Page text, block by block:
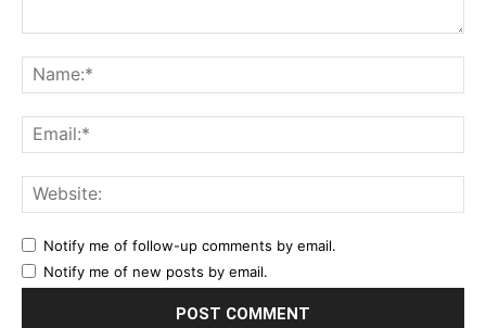
Notify me of follow-up comments by email.
Notify me of new posts by email.